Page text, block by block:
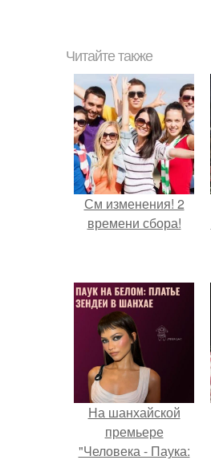
Читайте также
См изменения! 2
времени сбора!
На шанхайской
премьере
"Человека - Паука: